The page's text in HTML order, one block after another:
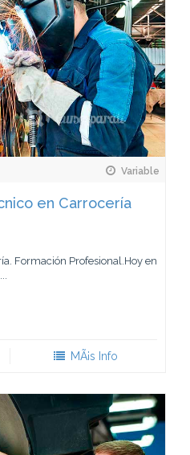
Variable
en Carrocería
Formación Profesional.Hoy en
MÃ¡s Info